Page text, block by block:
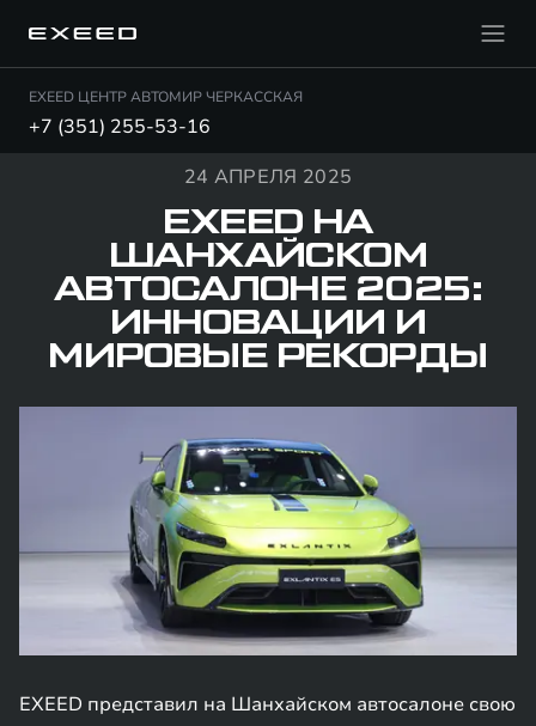
EXEED ЦЕНТР АВТОМИР ЧЕРКАССКАЯ
+7 (351) 255-53-16
24 АПРЕЛЯ 2025
EXEED НА
ШАНХАЙСКОМ
АВТОСАЛОНЕ 2025:
ИННОВАЦИИ И
МИРОВЫЕ РЕКОРДЫ
EXEED представил на Шанхайском автосалоне свою